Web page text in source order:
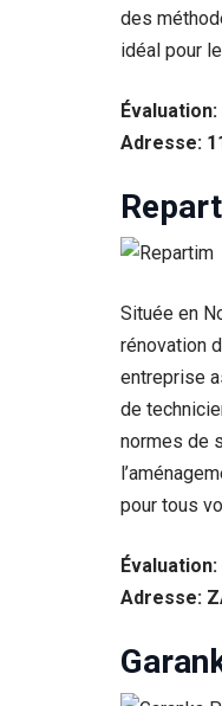
des
idéal pour
Adresse:
Située en
rénovation
entreprise
de
normes de
pour tous
Adresse: